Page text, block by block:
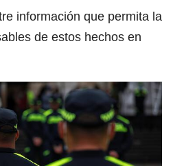
información que permita la
de estos hechos en